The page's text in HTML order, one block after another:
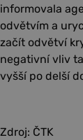
informovala
odvětvím a
začít odvětví
negativní vliv
vyšší po delší
Zdroj: ČTK